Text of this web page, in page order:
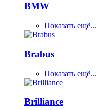
BMW
Показать ещё...
Brabus
Показать ещё...
Brilliance